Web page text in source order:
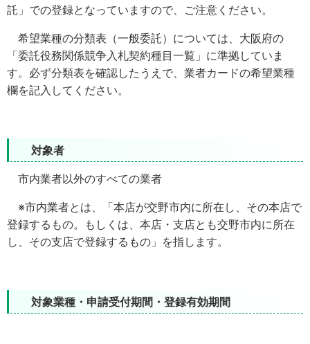
託」での登録となっていますので、ご注意ください。
希望業種の分類表（一般委託）については、大阪府の
「委託役務関係競争入札契約種目一覧」に準拠していま
す。必ず分類表を確認したうえで、業者カードの希望業種
欄を記入してください。
対象者
市内業者以外のすべての業者
※市内業者とは、「本店が交野市内に所在し、その本店で
登録するもの。もしくは、本店・支店とも交野市内に所在
し、その支店で登録するもの」を指します。
対象業種・申請受付期間・登録有効期間